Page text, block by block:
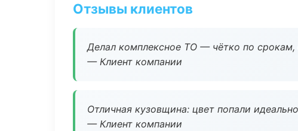
Отзывы клиентов
Делал комплексное ТО — чётко по
— Клиент компании
Отличная кузовщина: цвет попали
— Клиент компании